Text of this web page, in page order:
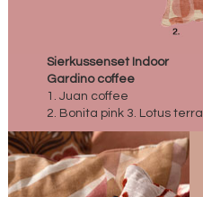
Sierkussenset Indoor
Gardino coffee
1. Juan coffee
2. Bonita pink 3. Lotus terra